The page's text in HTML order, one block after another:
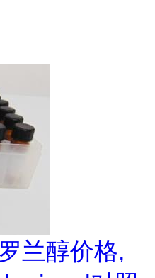
兰醇价格,